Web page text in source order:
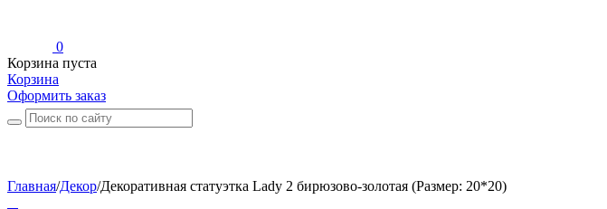
0
Корзина пуста
Корзина
Оформить заказ
Главная/Декор/Декоративная статуэтка Lady 2 бирюзово-золотая (Размер: 20*20)